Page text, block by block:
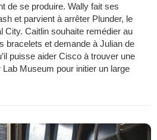
de se produire. Wally fait ses
et parvient à arrêter Plunder, le
City. Caitlin souhaite remédier au
bracelets et demande à Julian de
puisse aider Cisco à trouver une
Museum pour initier un large